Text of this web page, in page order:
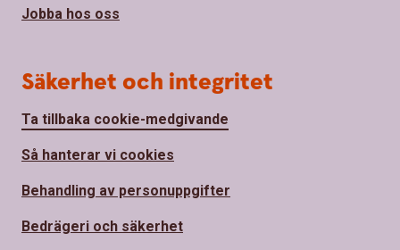
Jobba hos oss
Säkerhet och integritet
Ta tillbaka cookie-medgivande
Så hanterar vi cookies
Behandling av personuppgifter
Bedrägeri och säkerhet